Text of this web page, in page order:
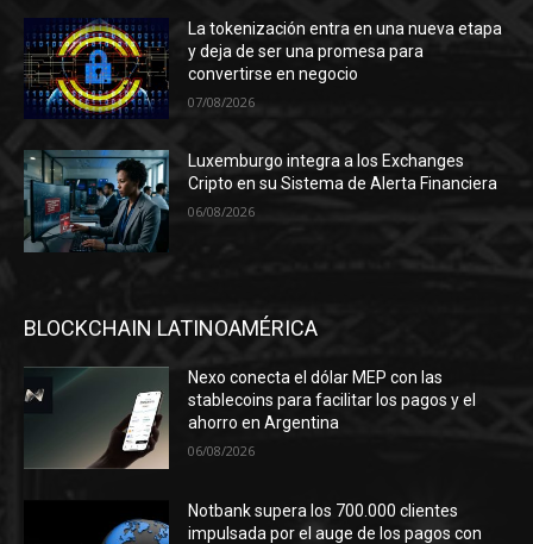
La tokenización entra en una nueva etapa
y deja de ser una promesa para
convertirse en negocio
07/08/2026
Luxemburgo integra a los Exchanges
Cripto en su Sistema de Alerta Financiera
06/08/2026
BLOCKCHAIN LATINOAMÉRICA
Nexo conecta el dólar MEP con las
stablecoins para facilitar los pagos y el
ahorro en Argentina
06/08/2026
Notbank supera los 700.000 clientes
impulsada por el auge de los pagos con